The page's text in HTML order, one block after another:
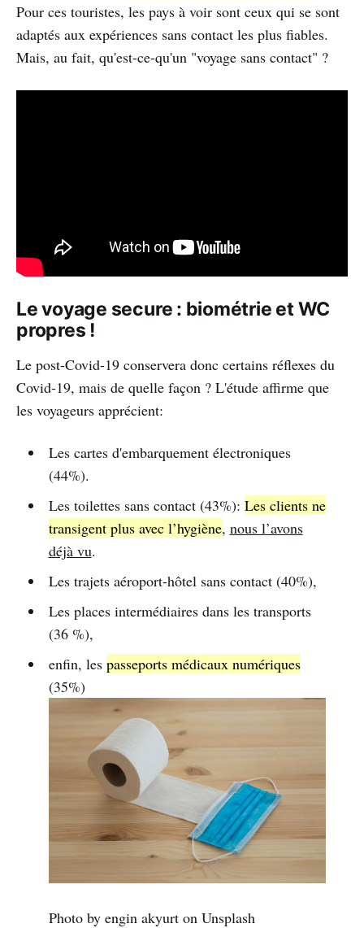
Pour ces touristes, les pays à voir sont ceux qui se sont
adaptés aux expériences sans contact les plus fiables.
Mais, au fait, qu'est-ce-qu'un "voyage sans contact" ?
Le voyage secure : biométrie et WC
propres !
Le post-Covid-19 conservera donc certains réflexes du
Covid-19, mais de quelle façon ? L'étude affirme que
les voyageurs apprécient:
Les cartes d'embarquement électroniques
(44%).
Les toilettes sans contact (43%): Les clients ne
transigent plus avec l’hygiène, nous l’avons
déjà vu.
Les trajets aéroport-hôtel sans contact (40%),
Les places intermédiaires dans les transports
(36 %),
enfin, les passeports médicaux numériques
(35%)
Photo by engin akyurt on Unsplash